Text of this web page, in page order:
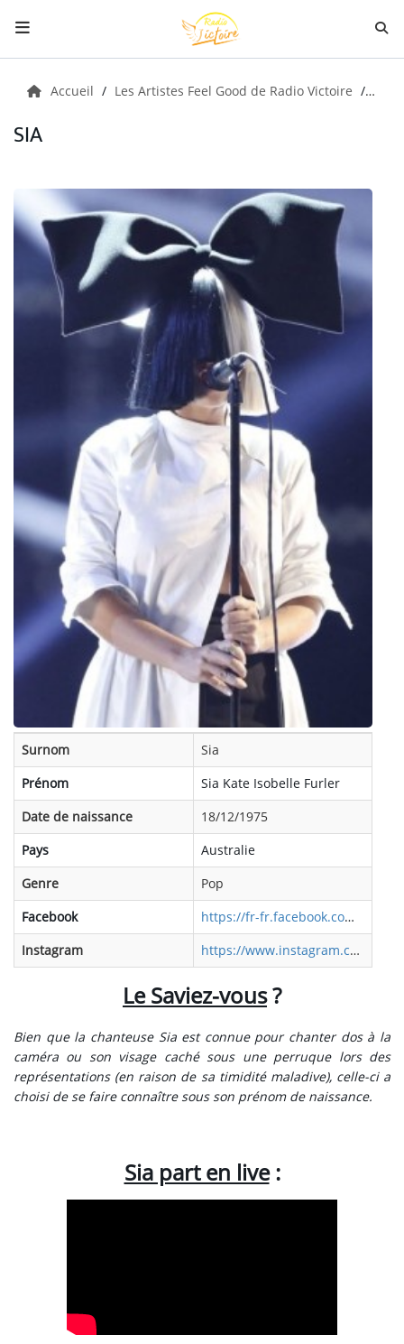
Radio
Musiques
Citations
Émissions
Boutique
Accueil Les Artistes Feel Good de Radio Victoire Sia
SIA
Surnom
Sia
Prénom
Sia Kate Isobelle Furler
Date de naissance
18/12/1975
Pays
Australie
Genre
Pop
Facebook
https://fr-fr.facebook.com/SiaMusic/
Instagram
https://www.instagram.com/siamusic/?hl=fr
Le Saviez-vous?
Bien que la chanteuse Siaest connue pour chanter dos à la
caméra ou son visage caché sous une perruque lors des
représentations (en raison de sa timidité maladive),celle-ci a
choisi de se faire connaître sous son prénom de naissance.
Sia part en live: